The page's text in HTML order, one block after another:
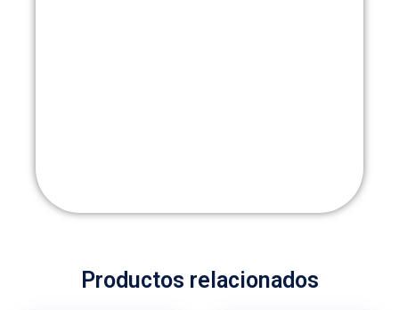
Productos relacionados